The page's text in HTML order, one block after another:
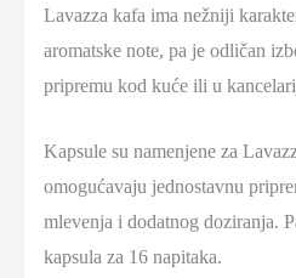
Lavazza kafa ima nežniji
aromatske note, pa je odličan
pripremu kod kuće ili u
Kapsule su namenjene za
omogućavaju jednostavnu
mlevenja i dodatnog doziranja.
kapsula za 16 napitaka.